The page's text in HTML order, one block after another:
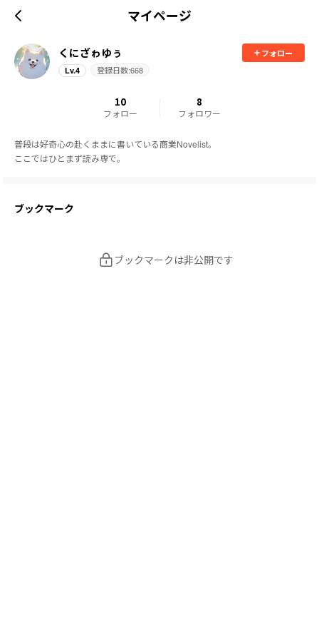
マイページ
くにざゎゆぅ
フォロー
Lv.4 登録日数:668
10
フォロー
8
フォロワー
普段は好奇心の赴くままに書いている商業Novelist。
ここではひとまず読み専で。
ブックマーク
ブックマークは非公開です